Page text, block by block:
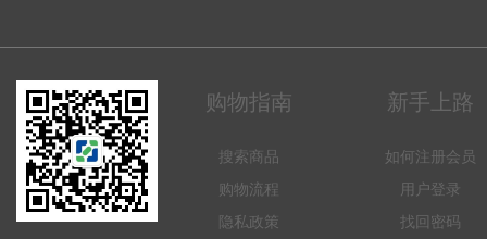
购物指南
搜索商品
购物流程
隐私政策
新手上路
如何注册会员
用户登录
找回密码